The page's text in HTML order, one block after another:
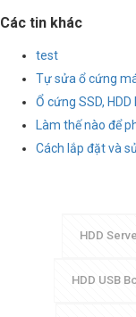
Các tin khác
test
Tự sửa ổ cứng
Ổ cứng SSD,
Làm thế nào để
Cách lắp đặt và
HDD
HDD USB